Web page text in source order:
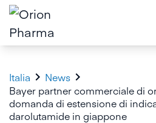
Italia  News 
Bayer partner commerciale di
domanda di estensione di
darolutamide in giappone